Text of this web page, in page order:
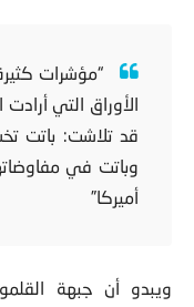
“مؤشرات
الأوراق التي
قد تلاشت: باتت
وباتت في
أميركا”
ويبدو أن جبهة